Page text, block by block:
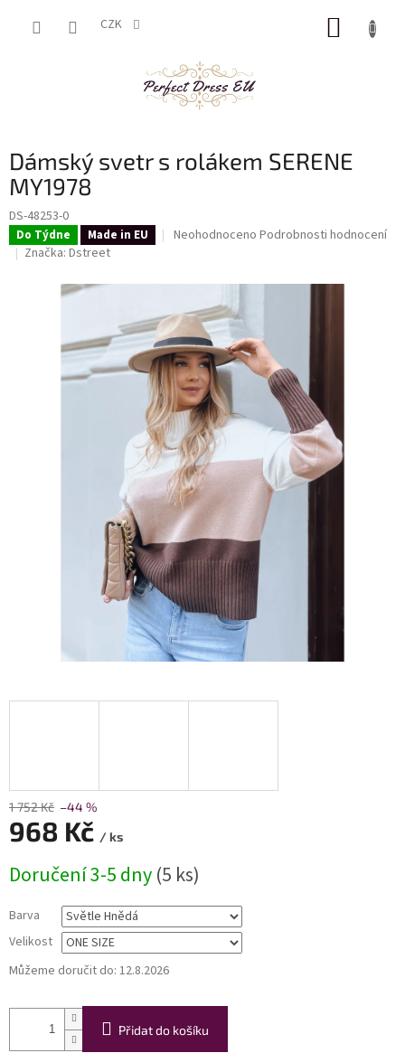
CZK
Dámský svetr s rolákem SERENE
MY1978
DS-48253-0
Do Týdne Made in EU
Průměrné
je
z
5
hvězdiček.
Neohodnoceno Podrobnosti hodnocení
Značka: Dstreet
1 752 Kč –44 %
968 Kč / ks
cena:
Doručení 3-5 dny(5 ks)
Barva
Velikost
Můžeme doručit do: 12.8.2026
Přidat do košíku